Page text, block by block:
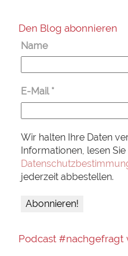
Den Blog abonnieren
Name
E-Mail *
Wir halten Ihre Daten
Informationen, lesen
jederzeit abbestellen.
Podcast #nachgefragt